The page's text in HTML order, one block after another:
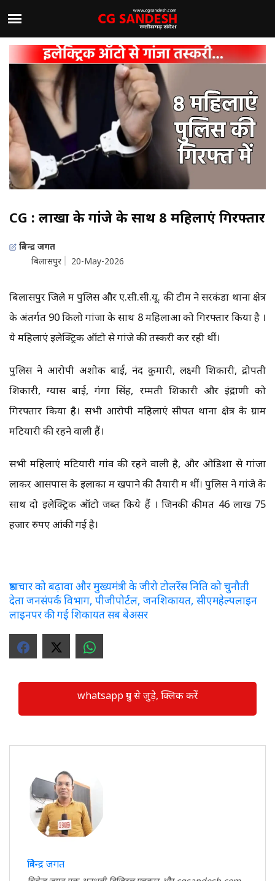
CG : लाखों के गांजे के साथ 8 महिलाएं गिरफ्तार
त्रिवेन्द्र जगत
बिलासपुर
20-May-2026
बिलासपुर जिले में पुलिस और ए.सी.सी.यू. की टीम ने सरकंडा थाना क्षेत्र
के अंतर्गत 90 किलो गांजा के साथ 8 महिलाओं को गिरफ्तार किया है ।
ये महिलाएं इलेक्ट्रिक ऑटो से गांजे की तस्करी कर रही थीं।
पुलिस ने आरोपी अशोक बाई, नंद कुमारी, लक्ष्मी शिकारी, द्रोपती
शिकारी, ग्यास बाई, गंगा सिंह, रम्मती शिकारी और इंद्राणी को
गिरफ्तार किया है। सभी आरोपी महिलाएं सीपत थाना क्षेत्र के ग्राम
मटियारी की रहने वाली हैं।
सभी महिलाएं मटियारी गांव की रहने वाली है, और ओडिशा से गांजा
लाकर आसपास के इलाकों में खपाने की तैयारी में थीं। पुलिस ने गांजे के
साथ दो इलेक्ट्रिक ऑटो जब्त किये हैं । जिनकी कीमत 46 लाख 75
हजार रुपए आंकी गई है।
भ्रष्टाचार को बढ़ावा और मुख्यमंत्री के जीरो टोलरेंस निति को चुनौती
देता जनसंपर्क विभाग, पीजीपोर्टल, जनशिकायत, सीएमहेल्पलाइन
लाइनपर की गई शिकायत सब बेअसर
whatsapp ग्रुप से जुड़े, क्लिक करें
त्रिवेन्द्र जगत